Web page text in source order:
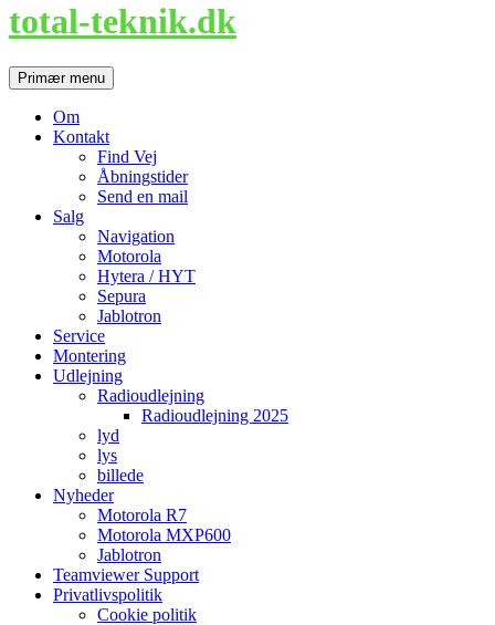
total-teknik.dk
SøgPrimær menu
Om
Kontakt
Find Vej
Åbningstider
Send en mail
Salg
Navigation
Motorola
Hytera / HYT
Sepura
Jablotron
Service
Montering
Udlejning
Radioudlejning
Radioudlejning 2025
lyd
lys
billede
Nyheder
Motorola R7
Motorola MXP600
Jablotron
Teamviewer Support
Privatlivspolitik
Cookie politik